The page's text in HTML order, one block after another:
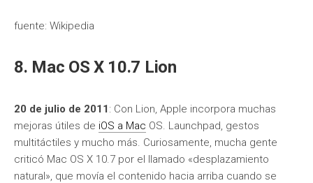
fuente: Wikipedia
8. Mac OS X 10.7 Lion
20 de julio de 2011 : Con Lion, Apple incorpora muchas
mejoras útiles de iOS a Mac OS. Launchpad, gestos
multitáctiles y mucho más. Curiosamente, mucha gente
criticó Mac OS X 10.7 por el llamado «desplazamiento
natural», que movía el contenido hacia arriba cuando se